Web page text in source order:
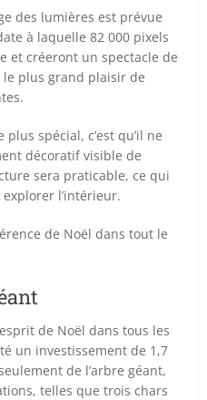
des lumières est prévue
à laquelle 82 000 pixels
et créeront un spectacle de
plus grand plaisir de
spécial, c’est qu’il ne
décoratif visible de
sera praticable, ce qui
l’intérieur.
de Noël dans tout le
de Noël dans tous les
un investissement de 1,7
de l’arbre géant,
telles que trois chars